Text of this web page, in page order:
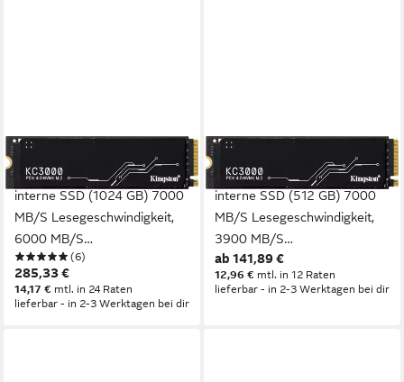
KC3000 PCIe 4.0 NVMe M.2
interne SSD (1024 GB) 7000
MB/S Lesegeschwindigkeit,
6000 MB/S
Schreibgeschwindigkeit
(6)
285,33 €
14,17 € mtl. in 24 Raten
lieferbar - in 2-3 Werktagen bei dir
KC3000 PCIe 4.0 NVMe M.2
interne SSD (512 GB) 7000
MB/S Lesegeschwindigkeit,
3900 MB/S
Schreibgeschwindigkeit
ab 141,89 €
12,96 € mtl. in 12 Raten
lieferbar - in 2-3 Werktagen bei dir